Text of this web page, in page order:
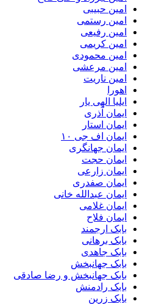
امین حبیبی
امین رستمی
امین رفیعی
امین کریمی
امین محمودی
امین مرعشی
امین ناریت
اهورا
ایلیا الهی یار
ایمان آذری
ایمان استار
ایمان اف جی ۱۰
ایمان جهانگری
ایمان حجت
ایمان زارعی
ایمان صفدری
ایمان عبدالله خانی
ایمان غلامی
ایمان فلاح
بابک ارجمند
بابک برهانی
بابک جاهدی
بابک جهانبخش
بابک جهانبخش و رضا صادقی
بابک رادمنش
بابک زرین